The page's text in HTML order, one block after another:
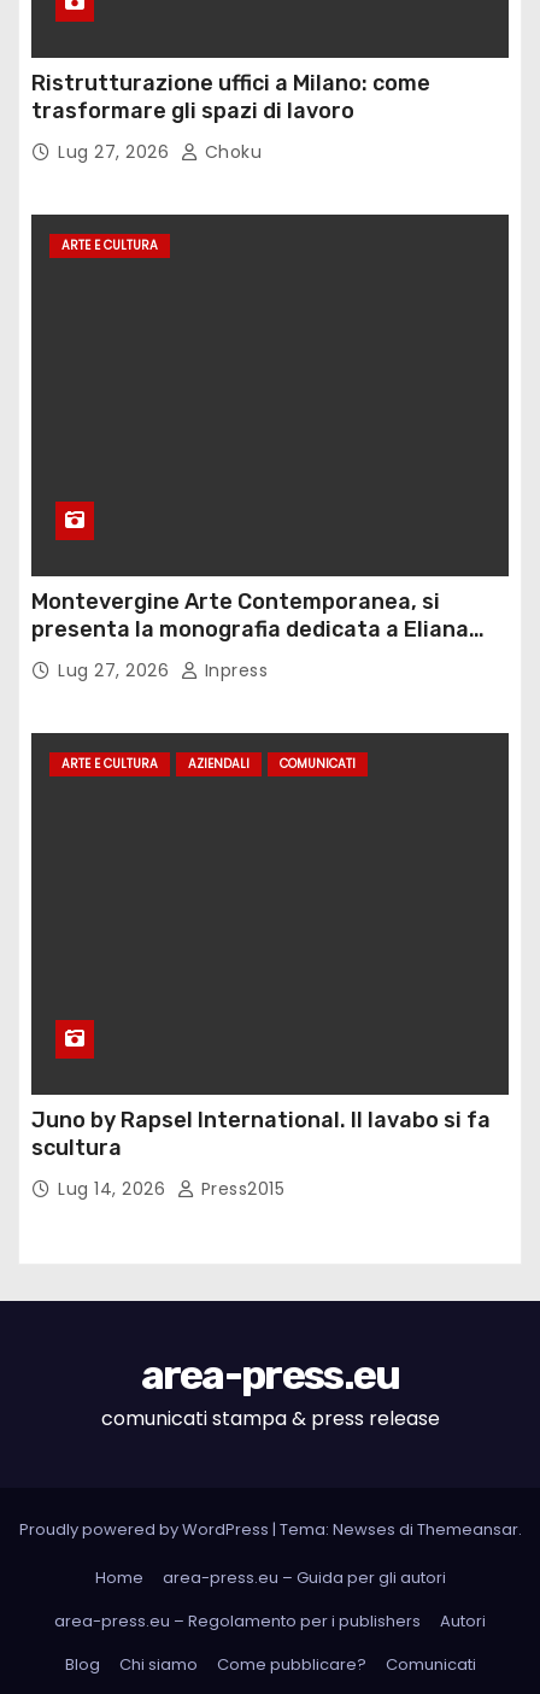
Ristrutturazione uffici a Milano: come
trasformare gli spazi di lavoro
Lug 27, 2026 Choku
ARTE E CULTURA
Montevergine Arte Contemporanea, si
presenta la monografia dedicata a Eliana
Adorno
Lug 27, 2026 Inpress
ARTE E CULTURA AZIENDALI COMUNICATI
Juno by Rapsel International. Il lavabo si fa
scultura
Lug 14, 2026 Press2015
area-press.eu
comunicati stampa & press release
Proudly powered by WordPress | Tema: Newses di Themeansar.
Home
area-press.eu – Guida per gli autori
area-press.eu – Regolamento per i publishers
Autori
Blog
Chi siamo Come pubblicare? Comunicati